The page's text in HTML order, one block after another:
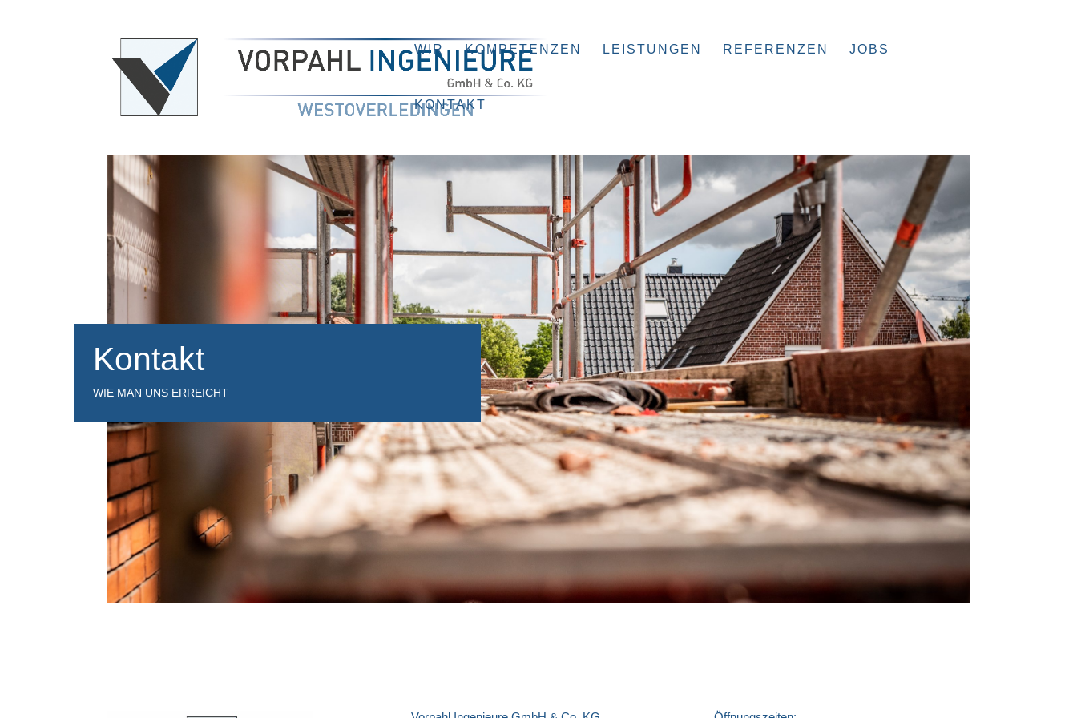
WIR KOMPETENZEN LEISTUNGEN REFERENZEN JOBS
KONTAKT
Kontakt
WIE MAN UNS ERREICHT